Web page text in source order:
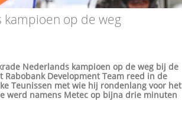
kampioen op de weg
Nederlands kampioen op de weg bij de
Development Team reed in de
Teunissen met wie hij rondenlang voor het
werd namens Metec op bijna drie minuten